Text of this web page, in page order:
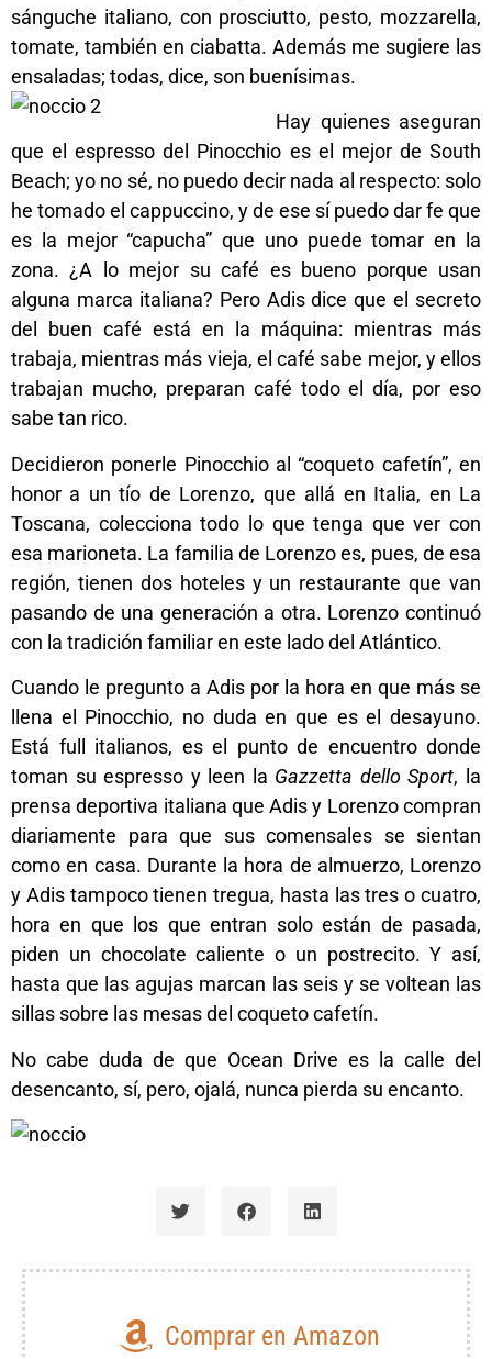
sánguche italiano, con prosciutto, pesto, mozzarella,
tomate, también en ciabatta. Además me sugiere las
ensaladas; todas, dice, son buenísimas.
Hay quienes aseguran
que el espresso del Pinocchio es el mejor de South
Beach; yo no sé, no puedo decir nada al respecto: solo
he tomado el cappuccino, y de ese sí puedo dar fe que
es la mejor “capucha” que uno puede tomar en la
zona. ¿A lo mejor su café es bueno porque usan
alguna marca italiana? Pero Adis dice que el secreto
del buen café está en la máquina: mientras más
trabaja, mientras más vieja, el café sabe mejor, y ellos
trabajan mucho, preparan café todo el día, por eso
sabe tan rico.
Decidieron ponerle Pinocchio al “coqueto cafetín”, en
honor a un tío de Lorenzo, que allá en Italia, en La
Toscana, colecciona todo lo que tenga que ver con
esa marioneta. La familia de Lorenzo es, pues, de esa
región, tienen dos hoteles y un restaurante que van
pasando de una generación a otra. Lorenzo continuó
con la tradición familiar en este lado del Atlántico.
Cuando le pregunto a Adis por la hora en que más se
llena el Pinocchio, no duda en que es el desayuno.
Está full italianos, es el punto de encuentro donde
toman su espresso y leen la Gazzetta dello Sport, la
prensa deportiva italiana que Adis y Lorenzo compran
diariamente para que sus comensales se sientan
como en casa. Durante la hora de almuerzo, Lorenzo
y Adis tampoco tienen tregua, hasta las tres o cuatro,
hora en que los que entran solo están de pasada,
piden un chocolate caliente o un postrecito. Y así,
hasta que las agujas marcan las seis y se voltean las
sillas sobre las mesas del coqueto cafetín.
No cabe duda de que Ocean Drive es la calle del
desencanto, sí, pero, ojalá, nunca pierda su encanto.
Comprar en Amazon